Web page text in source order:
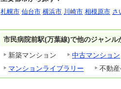
札幌市 仙台市 横浜市 川崎市 相模原市 さ
市民病院前駅(万葉線)で他のジャンル
新築マンション
中古マンション
マンションライブラリー
不動